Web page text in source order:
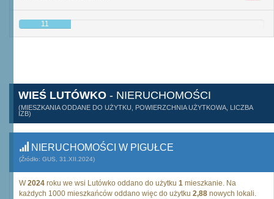
11
WIEŚ LUTÓWKO - NIERUCHOMOŚCI
(MIESZKANIA ODDANE DO UŻYTKU, POWIERZCHNIA UŻYTKOWA, LICZBA
IZB)
NIERUCHOMOŚCI W PIGUŁCE
(Źródło: GUS, 31.XII.2024)
W2024 roku we wsi Lutówko oddano do użytku 1 mieszkanie. Na
każdych 1000 mieszkańców oddano więc do użytku 2,88 nowych lokali.